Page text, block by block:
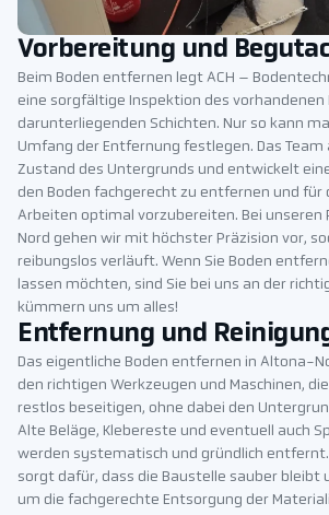
Vorbereitung und
Beim Boden entfernen legt ACH –
eine sorgfältige Inspektion des vorhandenen
darunterliegenden Schichten. Nur so kann
Umfang der Entfernung festlegen. Das
Zustand des Untergrunds und entwickelt
den Boden fachgerecht zu entfernen und für
Arbeiten optimal vorzubereiten. Bei unseren
Nord gehen wir mit höchster Präzision vor,
reibungslos verläuft. Wenn Sie Boden
lassen möchten, sind Sie bei uns an der
kümmern uns um alles!
Entfernung und
Das eigentliche Boden entfernen in Altona-
den richtigen Werkzeugen und Maschinen,
restlos beseitigen, ohne dabei den
Alte Beläge, Klebereste und eventuell auch
werden systematisch und gründlich entfernt.
sorgt dafür, dass die Baustelle sauber bleibt
um die fachgerechte Entsorgung der